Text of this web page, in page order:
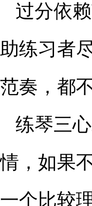
过分依
助练习者
范奏，都
练琴三
情，如果
一个比较